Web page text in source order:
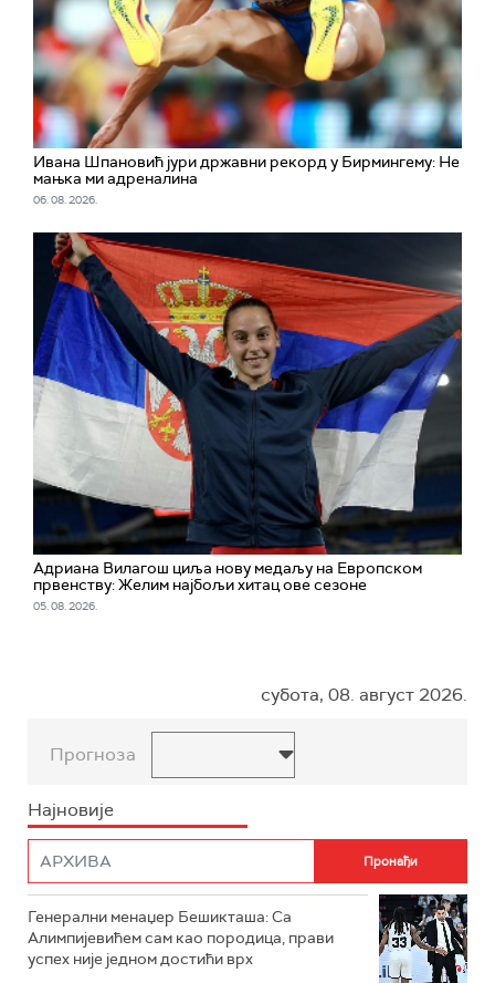
Ивана Шпановић јури државни рекорд у Бирмингему: Не
мањка ми адреналина
06. 08. 2026.
Адриана Вилагош циља нову медаљу на Европском
првенству: Желим најбољи хитац ове сезоне
05. 08. 2026.
субота, 08. август 2026.
Прогноза
Најновије
Генерални менаџер Бешикташа: Са
Алимпијевићем сам као породица, прави
успех није једном достићи врх